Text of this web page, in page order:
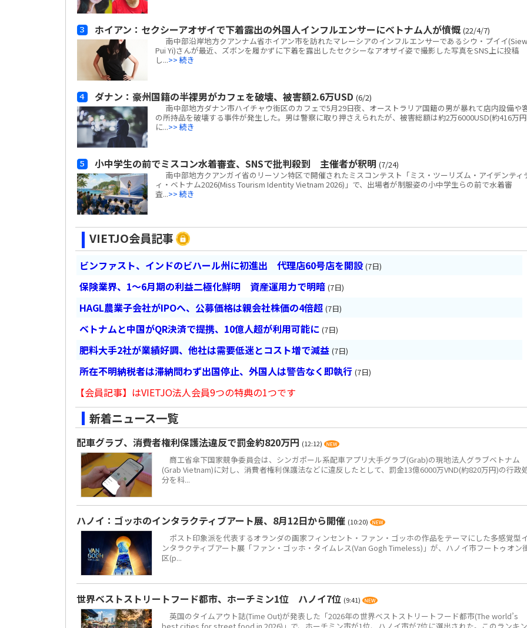
ホイアン：セクシーアオザイで下着露出の外国人インフルエンサーにベトナム人が憤慨 (22/4/7)
南中部沿岸地方クアンナム省ホイアン市を訪れたマレーシアのインフルエンサーであるシウ・プイイ(Siew
Pui Yi)さんが最近、ズボンを履かずに下着を露出したセクシーなアオザイ姿で撮影した写真をSNS上に投稿
し...>> 続き
ダナン：豪州国籍の半裸男がカフェを破壊、被害額2.6万USD (6/2)
南中部地方ダナン市ハイチャウ街区のカフェで5月29日夜、オーストラリア国籍の男が暴れて店内設備や
の所持品を破壊する事件が発生した。男は警察に取り押さえられたが、被害総額は約2万6000USD(約416万
に...>> 続き
小中学生の前でミスコン水着審査、SNSで批判殺到 主催者が釈明 (7/24)
南中部地方クアンガイ省のリーソン特区で開催されたミスコンテスト「ミス・ツーリズム・アイデンティ
ィ・ベトナム2026(Miss Tourism Identity Vietnam 2026)」で、出場者が制服姿の小中学生らの前で水着審
査...>> 続き
VIETJO会員記事
ビンファスト、インドのビハール州に初進出 代理店60号店を開設 (7日)
保険業界、1～6月期の利益二極化鮮明 資産運用力で明暗 (7日)
HAGL農業子会社がIPOへ、公募価格は親会社株価の4倍超 (7日)
ベトナムと中国がQR決済で提携、10億人超が利用可能に (7日)
肥料大手2社が業績好調、他社は需要低迷とコスト増で減益 (7日)
所在不明納税者は滞納問わず出国停止、外国人は警告なく即執行 (7日)
【会員記事】はVIETJO法人会員9つの特典の1つです
新着ニュース一覧
配車グラブ、消費者権利保護法違反で罰金約820万円 (12:12)
商工省傘下国家競争委員会は、シンガポール系配車アプリ大手グラブ(Grab)の現地法人グラブベトナム
(Grab Vietnam)に対し、消費者権利保護法などに違反したとして、罰金13億6000万VND(約820万円)の行政
分を科...
ハノイ：ゴッホのインタラクティブアート展、8月12日から開催 (10:20)
ポスト印象派を代表するオランダの画家フィンセント・ファン・ゴッホの作品をテーマにした多感覚型イ
ンタラクティブアート展「ファン・ゴッホ・タイムレス(Van Gogh Timeless)」が、ハノイ市フートゥオン
区(p...
世界ベストストリートフード都市、ホーチミン1位 ハノイ7位 (9:41)
英国のタイムアウト誌(Time Out)が発表した「2026年の世界ベストストリートフード都市(The world’s